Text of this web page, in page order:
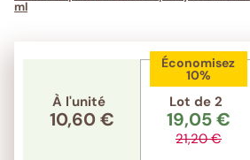
ml
À l'unité
10,60 €
Économisez
10%
Lot de 2
19,05 €
21,20 €